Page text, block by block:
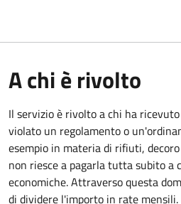
A chi è rivolto
Il servizio è rivolto a chi ha
violato un regolamento o
esempio in materia di rifiuti,
non riesce a pagarla tutta subito a
economiche. Attraverso questa
di dividere l'importo in rate mensili.